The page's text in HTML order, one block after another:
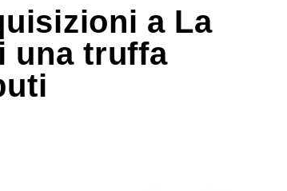
a La
una truffa